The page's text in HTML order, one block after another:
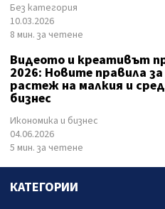
Без категория
10.03.2026
8 мин. за четене
Видеото и креативът
2026: Новите правила за
растеж на малкия и
бизнес
Икономика и бизнес
04.06.2026
5 мин. за четене
КАТЕГОРИИ